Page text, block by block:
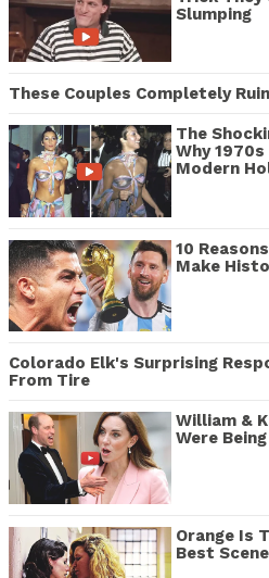
Slumping
These Couples Completely
The
Why
Modern
10
Make
Colorado Elk's Surprising
From Tire
William &
Were
Orange Is
Best